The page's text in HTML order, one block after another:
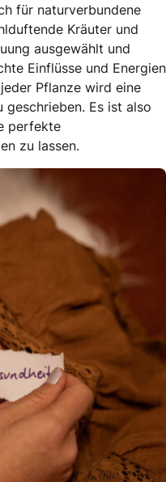
für naturverbundene
Kräuter und
ausgewählt und
Einflüsse und Energien
Pflanze wird eine
Es ist also
perfekte
zu lassen.